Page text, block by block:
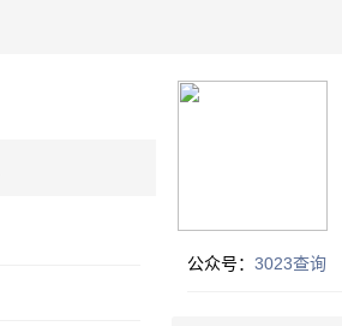
公众号： 3023查询